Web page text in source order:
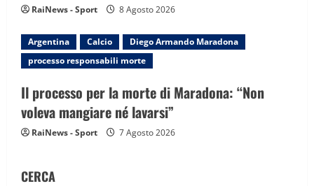
RaiNews - Sport 8 Agosto 2026
Argentina Calcio
Diego Armando Maradona
processo responsabili morte
Il processo per la morte di Maradona: “Non
voleva mangiare né lavarsi”
RaiNews - Sport 7 Agosto 2026
CERCA